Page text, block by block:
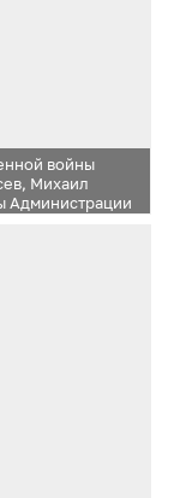
войны
Михаил
Администрации